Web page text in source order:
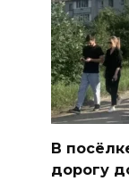
В
дорогу